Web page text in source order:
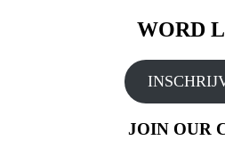
WORD
JOIN OUR